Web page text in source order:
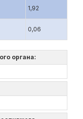
1,92
0,06
органа: